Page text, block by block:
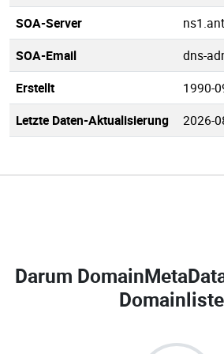
SOA-Server
SOA-Email
dns-
Erstellt
1990-
Letzte Daten-Aktualisierung
2026-
Darum